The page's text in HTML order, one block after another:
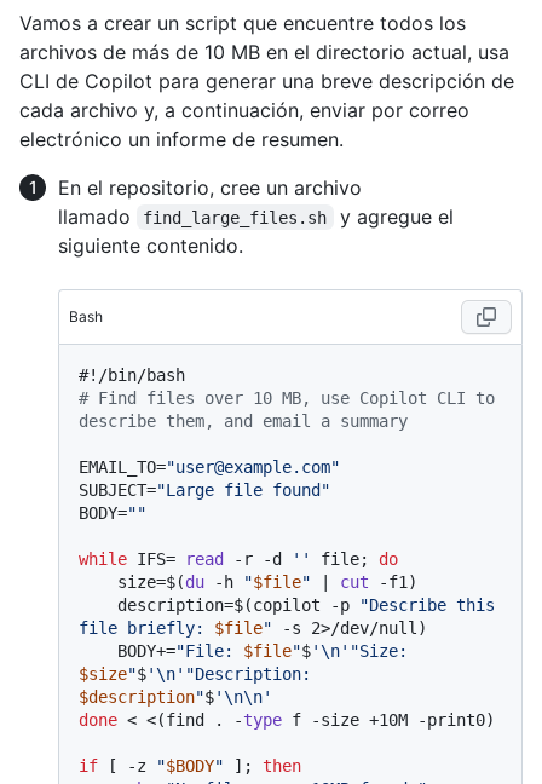
Vamos a crear un script que encuentre todos los
archivos de más de 10 MB en el directorio actual, usa
CLI de Copilot para generar una breve descripción de
cada archivo y, a continuación, enviar por correo
electrónico un informe de resumen.
En el repositorio, cree un archivo
llamado
find_large_files.sh
y agregue el
siguiente contenido.
Bash
#!/bin/bash
# Find files over 10 MB, use Copilot CLI to
describe them, and email a summary
EMAIL_TO="user@example.com"
SUBJECT="Large file found"
BODY=""
while IFS= read -r -d '' file; do
    size=$(
du -h "$file" | cut -f1)
    description=$(copilot -p
"Describe this
file briefly: $file" -s 2>/dev/null)
    BODY+=
"File: $file"$'\n'
$size"$'\n'
$description"$'\n\n'
done < <(find . -type f -size +10M -print0)
if [ -z "$BODY" ]; then